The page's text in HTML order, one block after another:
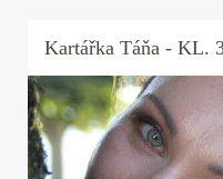
Kartářka Táňa - KL.